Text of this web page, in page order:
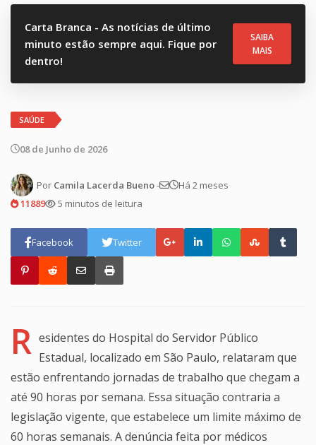
Carta Branca - As notícias de último
minuto estão sempre aqui. Fique por
dentro!
SAIBA
MAIS
SAÚDE
08 de Junho de 2026
Por Camila Lacerda Bueno-
Há 2 meses
11889
5 minutos de leitura
Facebook Twitter
R esidentes do Hospital do Servidor Público
Estadual, localizado em São Paulo, relataram que
estão enfrentando jornadas de trabalho que chegam a
até 90 horas por semana. Essa situação contraria a
legislação vigente, que estabelece um limite máximo de
60 horas semanais. A denúncia feita por médicos